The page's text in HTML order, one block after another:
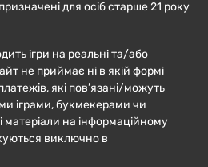
для осіб старше 21 року
ігри на реальні та/або
не приймає ні в якій формі
які пов’язані/можуть
іграми, букмекерами чи
матеріали на інформаційному
виключно в